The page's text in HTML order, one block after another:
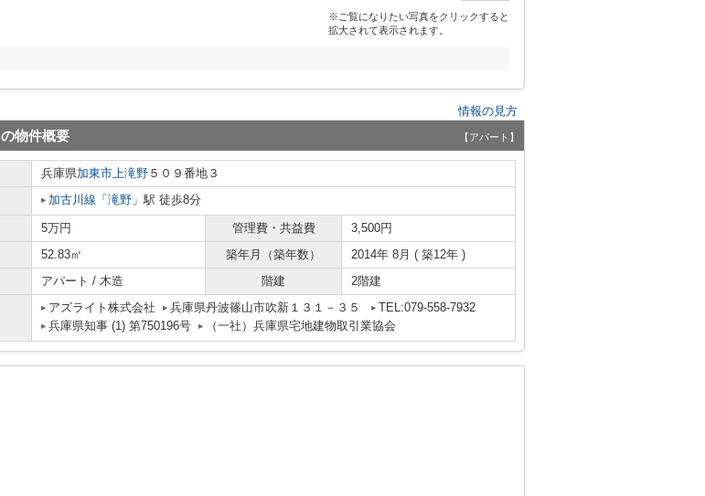
※ご覧になりたい写真をクリックすると
拡大されて表示されます。
情報の見方
の物件概要 【アパート】
兵庫県加東市上滝野 ５０９番地３
加古川線 「 滝野 」駅 徒歩8分
5万円 管理費・共益費
3,500円
52.83㎡ 築年月（築年数）
2014年 8月 ( 築12年 )
アパート / 木造 階建 2階建
アズライト株式会社 兵庫県丹波篠山市吹新１３１－３５
TEL:079-558-7932
兵庫県知事 (1) 第750196号
（一社）兵庫県宅地建物取引業協会